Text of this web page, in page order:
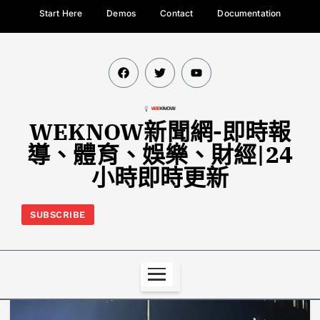
Start Here Demos Contact Documentation
WEKNOW新聞網-即時報
導、體育、娛樂、財經|24
小時即時更新
SUBSCRIBE